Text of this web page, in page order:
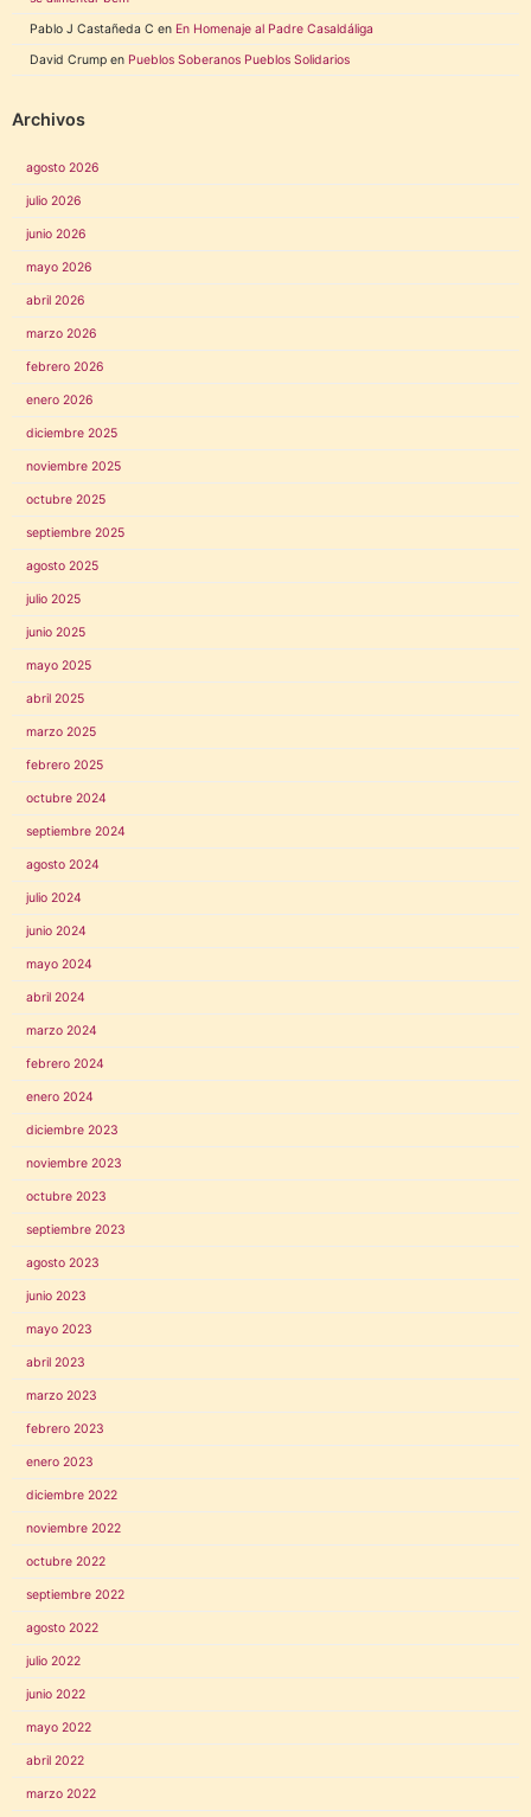
Pablo J Castañeda C en En Homenaje al Padre Casaldáliga
David Crump en Pueblos Soberanos Pueblos Solidarios
Archivos
agosto 2026
julio 2026
junio 2026
mayo 2026
abril 2026
marzo 2026
febrero 2026
enero 2026
diciembre 2025
noviembre 2025
octubre 2025
septiembre 2025
agosto 2025
julio 2025
junio 2025
mayo 2025
abril 2025
marzo 2025
febrero 2025
octubre 2024
septiembre 2024
agosto 2024
julio 2024
junio 2024
mayo 2024
abril 2024
marzo 2024
febrero 2024
enero 2024
diciembre 2023
noviembre 2023
octubre 2023
septiembre 2023
agosto 2023
junio 2023
mayo 2023
abril 2023
marzo 2023
febrero 2023
enero 2023
diciembre 2022
noviembre 2022
octubre 2022
septiembre 2022
agosto 2022
julio 2022
junio 2022
mayo 2022
abril 2022
marzo 2022